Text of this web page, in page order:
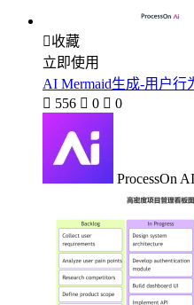
收藏
立即使用
AI Mermaid生成-用户行
 556  0  0
ProcessOn AI